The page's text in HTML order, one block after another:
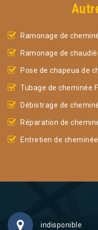
Ramonage de
Ramonage de
Pose de chapeua de
Tubage de cheminée
Débistrage de
Réparation de
Entretien de
indisponible